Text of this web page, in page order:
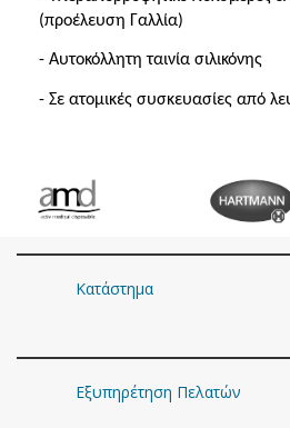
(προέλευση Γαλλία)
- Αυτοκόλλητη ταινία σιλικόνης
- Σε ατομικές συσκευασίες από
Κατάστημα
Εξυπηρέτηση Πελατών